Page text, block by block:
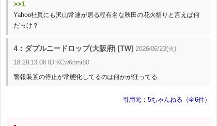
>>1
Yahoo社員にも沢山常連が居る程有名な秋田の花火祭りと言えば何
だっけ？
4：ダブルニードロップ(大阪府) [TW] 2026/06/23(火)
18:29:13.08 ID:KCw6omi60
警報装置の停止が常態化してるのは何かが狂ってる
引用元：5ちゃんねる（全6件）